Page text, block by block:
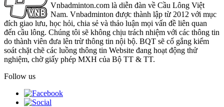
Vnbadminton.com là diễn đàn về Cầu Lông Việt
Nam. Vnbadminton được thành lập từ 2012 với mục
đích giao lưu, học hỏi, chia sẻ và thảo luận mọi vấn đề liên quan
đến cầu lông. Chúng tôi sẽ không chịu trách nhiệm với các thông tin
do thành viên đưa lên trừ thông tin nội bộ. BQT sẽ cố gắng kiểm
soát chặt chẽ các luồng thông tin Website đang hoạt động thử
nghiệm, chờ giấy phép MXH của Bộ TT & TT.
Follow us